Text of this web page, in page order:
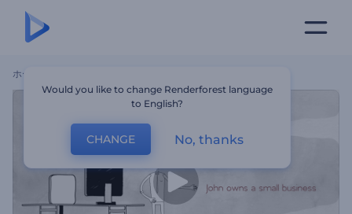
ホーム
Would you like to change Renderforest language
to English?
CHANGE No, thanks